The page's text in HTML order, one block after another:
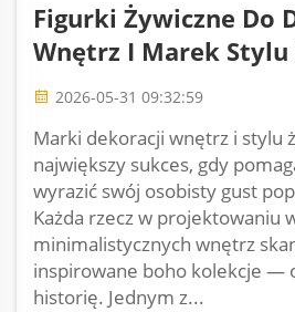
Figurki Żywiczne Do
Wnętrz I Marek Stylu
2026-05-31 09:32:59
Marki dekoracji wnętrz i stylu
największy sukces, gdy
wyrazić swój osobisty gust
Każda rzecz w projektowaniu
minimalistycznych wnętrz
inspirowane boho kolekcje —
historię. Jednym z...